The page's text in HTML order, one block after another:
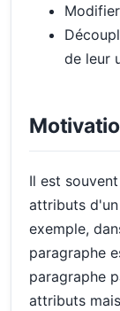
de leur
Il est
attributs
exemple,
paragraphe
paragraphe
attributs